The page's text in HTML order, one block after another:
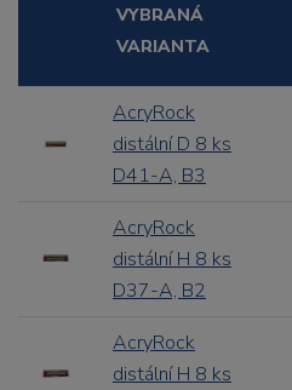
VYBRANÁ
VARIANTA
AcryRock
distální D 8 ks
D41-A, B3
AcryRock
distální H 8 ks
D37-A, B2
AcryRock
distální H 8 ks